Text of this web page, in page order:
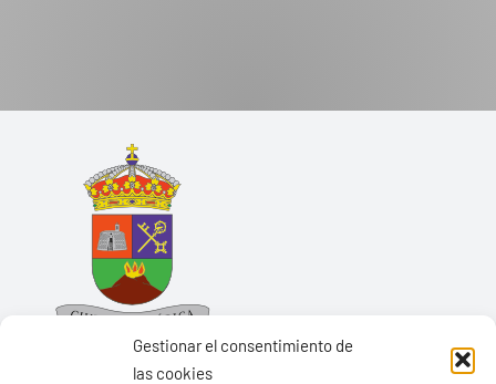
Gestionar el consentimiento de
las cookies